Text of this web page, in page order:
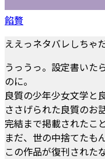
餡贅
ええっネタバレしちゃ
うっうっ。設定書いた
のに。
良質の少年少女文学と
ささげられた良質のお
完結まで掲載されたこ
まだ、世の中捨てたも
この作品が復刊された